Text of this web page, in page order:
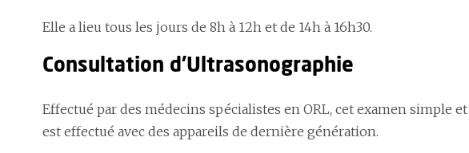
Elle a lieu tous les jours de 8h à 12h et de 14h à 16h30.
Consultation d'Ultrasonographie
Effectué par des médecins spécialistes en ORL, cet examen simple
est effectué avec des appareils de dernière génération.